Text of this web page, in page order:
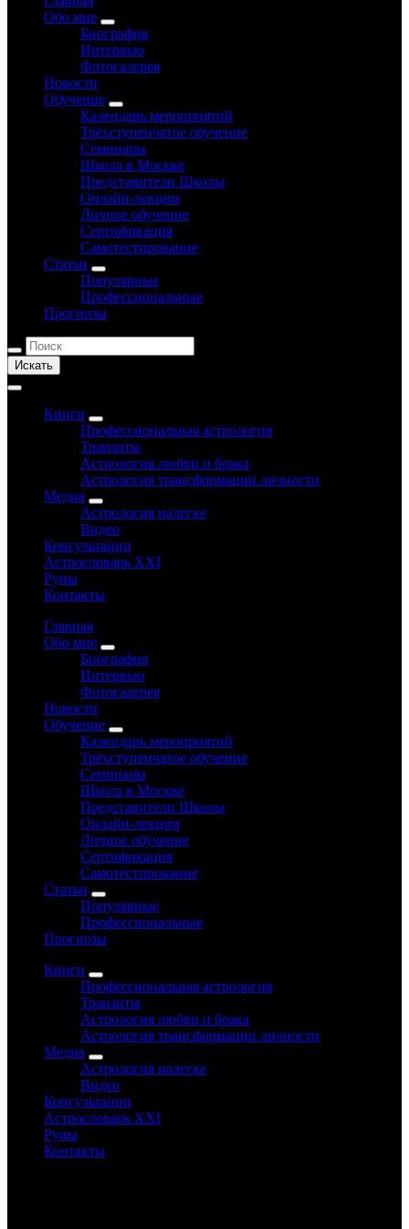
Обо мне
Биография
Интервью
Фотогалерея
Новости
Обучение
Календарь мероприятий
Трёхступенчатое обучение
Семинары
Школа в Москве
Представители Школы
Онлайн-лекции
Личное обучение
Сертификация
Самотестирование
Статьи
Популярные
Профессиональные
Прогнозы
Искать
Книги
Профессиональная астрология
Транзиты
Астрология любви и брака
Астрология трансформации личности
Медиа
Астрология налегке
Видео
Консультации
Астрословарь XXI
Руны
Контакты
Главная
Обо мне
Биография
Интервью
Фотогалерея
Новости
Обучение
Календарь мероприятий
Трёхступенчатое обучение
Семинары
Школа в Москве
Представители Школы
Онлайн-лекции
Личное обучение
Сертификация
Самотестирование
Статьи
Популярные
Профессиональные
Прогнозы
Книги
Профессиональная астрология
Транзиты
Астрология любви и брака
Астрология трансформации личности
Медиа
Астрология налегке
Видео
Консультации
Астрословарь XXI
Руны
Контакты